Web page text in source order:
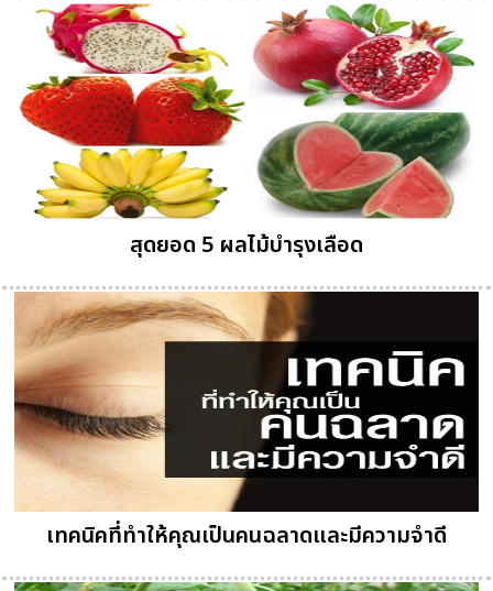
สุดยอด 5 ผลไม้บำรุงเลือด
เทคนิคที่ทำให้คุณเป็นคนฉลาดและมีความจำดี